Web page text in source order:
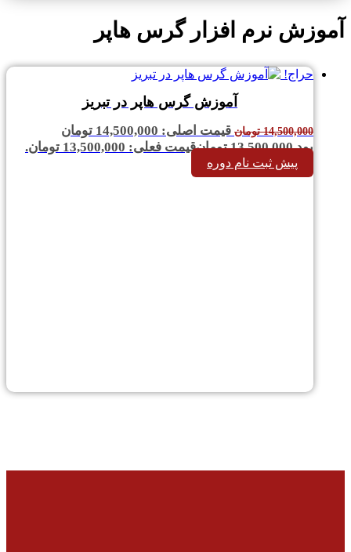
آموزش نرم افزار گرس هاپر
حراج!
آموزش گرس هاپر در تبریز
14,500,000 تومان
قیمت اصلی: 14,500,000 تومان
بود.13,500,000 تومانقیمت فعلی: 13,500,000 تومان.
پیش ثبت نام دوره